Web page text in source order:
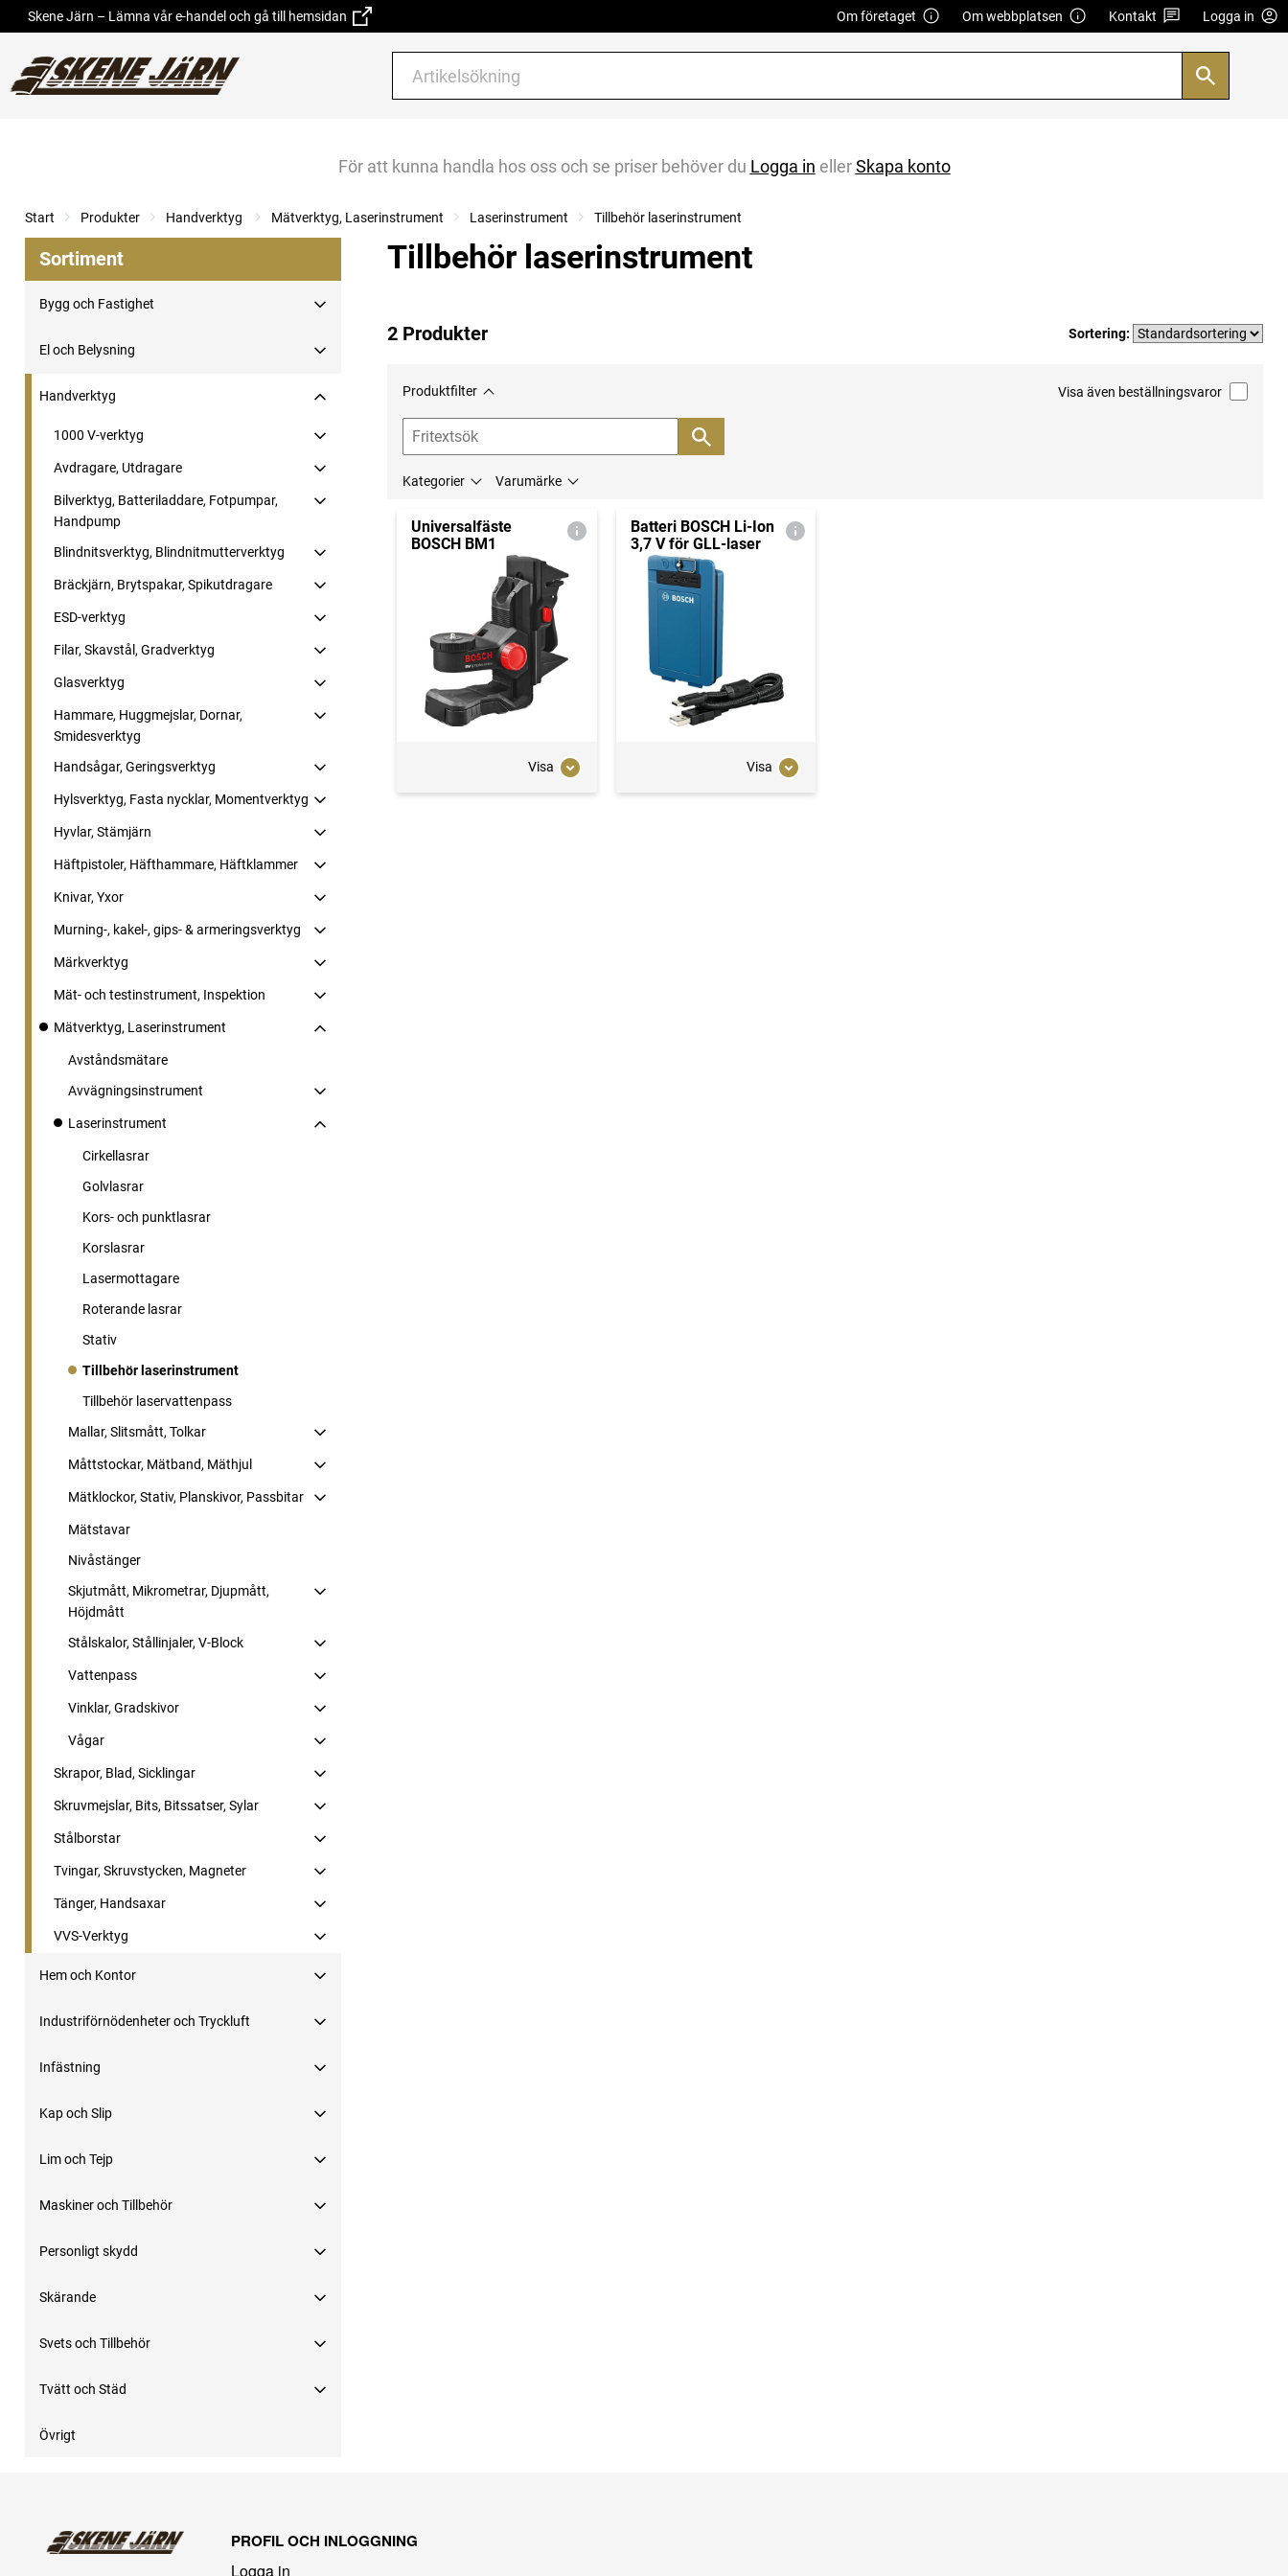
Skene Järn – Lämna vår e-handel och gå till hemsidan Om företaget Om webbplatsen Kontakt Logga in
För att kunna handla hos oss och se priser behöver du Logga in ellerSkapa konto
Start Produkter Handverktyg Mätverktyg, Laserinstrument Laserinstrument Tillbehör laserinstrument
Sortiment
Bygg och Fastighet
El och Belysning
Handverktyg
1000 V-verktyg
Avdragare, Utdragare
Bilverktyg, Batteriladdare, Fotpumpar,
Handpump
Blindnitsverktyg, Blindnitmutterverktyg
Bräckjärn, Brytspakar, Spikutdragare
ESD-verktyg
Filar, Skavstål, Gradverktyg
Glasverktyg
Hammare, Huggmejslar, Dornar,
Smidesverktyg
Handsågar, Geringsverktyg
Hylsverktyg, Fasta nycklar, Momentverktyg
Hyvlar, Stämjärn
Häftpistoler, Häfthammare, Häftklammer
Knivar, Yxor
Murning-, kakel-, gips- & armeringsverktyg
Märkverktyg
Mät- och testinstrument, Inspektion
Mätverktyg, Laserinstrument
Avståndsmätare
Avvägningsinstrument
Laserinstrument
Cirkellasrar
Golvlasrar
Kors- och punktlasrar
Korslasrar
Lasermottagare
Roterande lasrar
Stativ
Tillbehör laserinstrument
Tillbehör laservattenpass
Mallar, Slitsmått, Tolkar
Måttstockar, Mätband, Mäthjul
Mätklockor, Stativ, Planskivor, Passbitar
Mätstavar
Nivåstänger
Skjutmått, Mikrometrar, Djupmått,
Höjdmått
Stålskalor, Stållinjaler, V-Block
Vattenpass
Vinklar, Gradskivor
Vågar
Skrapor, Blad, Sicklingar
Skruvmejslar, Bits, Bitssatser, Sylar
Stålborstar
Tvingar, Skruvstycken, Magneter
Tänger, Handsaxar
VVS-Verktyg
Hem och Kontor
Industriförnödenheter och Tryckluft
Infästning
Kap och Slip
Lim och Tejp
Maskiner och Tillbehör
Personligt skydd
Skärande
Svets och Tillbehör
Tvätt och Städ
Övrigt
Tillbehör laserinstrument
2 Produkter Sortering:
Produktfilter Visa även beställningsvaror
Kategorier Varumärke
Universalfäste
BOSCH BM1
Visa
Batteri BOSCH Li-Ion
3,7 V för GLL-laser
Visa
PROFIL OCH INLOGGNING
Logga in